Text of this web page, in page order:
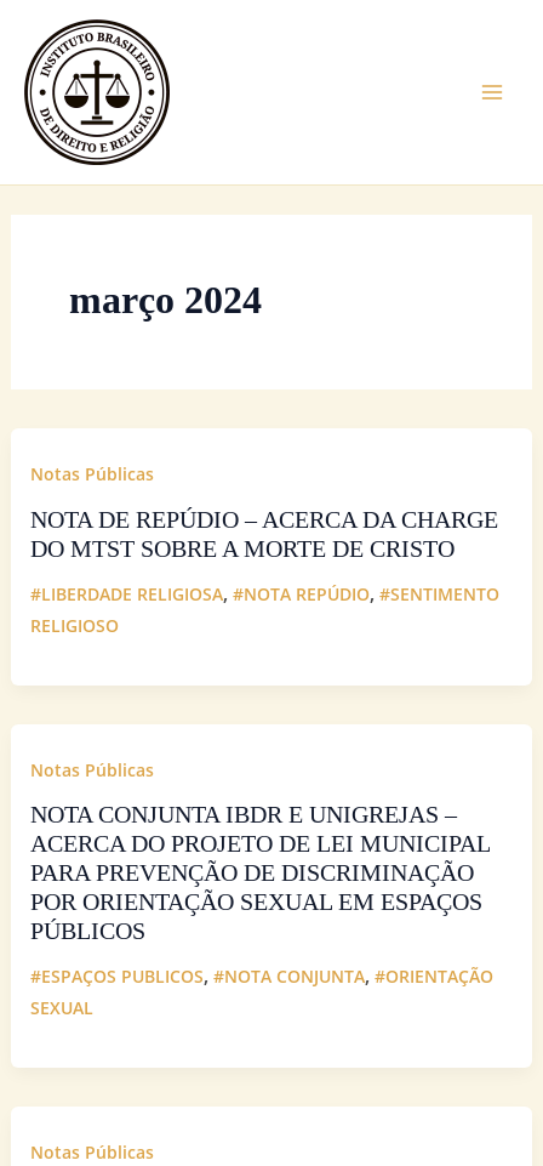
para
conteúdo
março 2024
Notas Públicas
NOTA DE REPÚDIO – ACERCA DA CHARGE
DO MTST SOBRE A MORTE DE CRISTO
#LIBERDADE RELIGIOSA, #NOTA REPÚDIO, #SENTIMENTO
RELIGIOSO
Notas Públicas
NOTA CONJUNTA IBDR E UNIGREJAS –
ACERCA DO PROJETO DE LEI MUNICIPAL
PARA PREVENÇÃO DE DISCRIMINAÇÃO
POR ORIENTAÇÃO SEXUAL EM ESPAÇOS
PÚBLICOS
#ESPAÇOS PUBLICOS, #NOTA CONJUNTA, #ORIENTAÇÃO
SEXUAL
Notas Públicas